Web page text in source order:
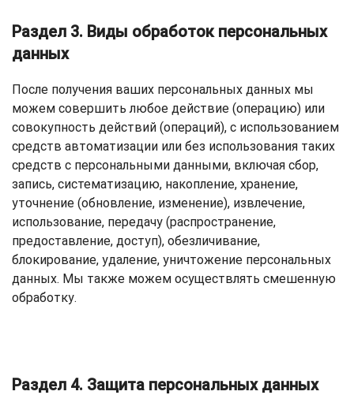
Раздел 3. Виды обработок персональных
данных
После получения ваших персональных данных мы
можем совершить любое действие (операцию) или
совокупность действий (операций), с использованием
средств автоматизации или без использования таких
средств с персональными данными, включая сбор,
запись, систематизацию, накопление, хранение,
уточнение (обновление, изменение), извлечение,
использование, передачу (распространение,
предоставление, доступ), обезличивание,
блокирование, удаление, уничтожение персональных
данных. Мы также можем осуществлять смешенную
обработку.
Раздел 4. Защита персональных данных